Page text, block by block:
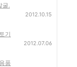
굴.
2012.10.15
기
2012.07.06
품